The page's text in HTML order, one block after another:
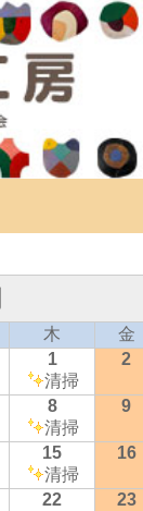
木
金
1
清掃
2
8
清掃
9
15
清掃
16
22
23